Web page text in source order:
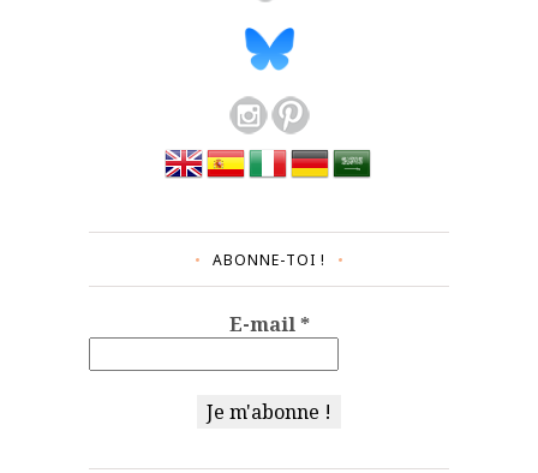
ABONNE-TOI !
E-mail*